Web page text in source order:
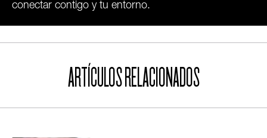
conectar contigo y tu entorno.
ARTÍCULOS RELACIONADOS